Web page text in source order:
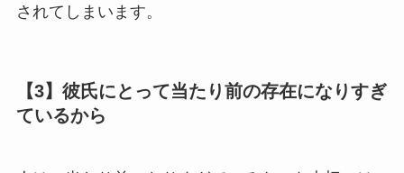
されてしまいます。
【3】彼氏にとって当たり前の存在になりすぎ
ているから